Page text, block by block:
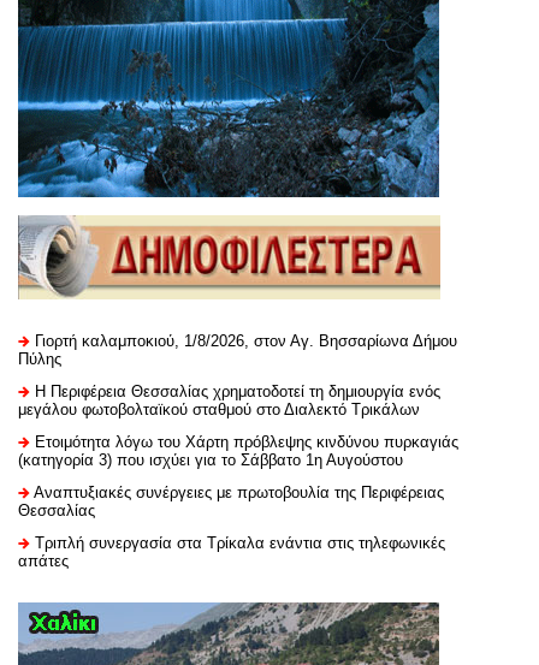
Γιορτή καλαμποκιού, 1/8/2026, στον Αγ. Βησσαρίωνα Δήμου
Πύλης
H Περιφέρεια Θεσσαλίας χρηματοδοτεί τη δημιουργία ενός
μεγάλου φωτοβολταϊκού σταθμού στο Διαλεκτό Τρικάλων
Ετοιμότητα λόγω του Χάρτη πρόβλεψης κινδύνου πυρκαγιάς
(κατηγορία 3) που ισχύει για το Σάββατο 1η Αυγούστου
Αναπτυξιακές συνέργειες με πρωτοβουλία της Περιφέρειας
Θεσσαλίας
Τριπλή συνεργασία στα Τρίκαλα ενάντια στις τηλεφωνικές
απάτες